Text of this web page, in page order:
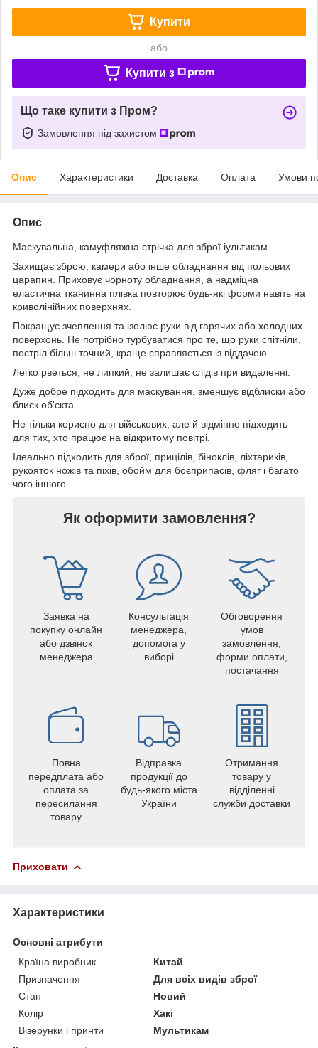
Купити
або
Купити з
Що таке купити з Пром?
Замовлення під захистом
Опис Характеристики Доставка Оплата Умови
Опис
Маскувальна, камуфляжна стрічка для зброї іультикам.
Захищає зброю, камери або інше обладнання від польових
царапин. Приховує чорноту обладнання, а надміцна
еластична тканинна плівка повторює будь-які форми навіть на
криволінійних поверхнях.
Покращує зчеплення та ізолює руки від гарячих або холодних
поверхонь. Не потрібно турбуватися про те, що руки спітніли,
постріл більш точний, краще справляється із віддачею.
Легко рветься, не липкий, не залишає слідів при видаленні.
Дуже добре підходить для маскування, зменшує відблиски або
блиск об'єкта.
Не тільки корисно для військових, але й відмінно підходить
для тих, хто працює на відкритому повітрі.
Ідеально підходить для зброї, прицілів, біноклів, ліхтариків,
рукояток ножів та піхів, обойм для боєприпасів, фляг і багато
чого іншого...
Як оформити замовлення?
Заявка на
покупку онлайн
або дзвінок
менеджера
Консультація
менеджера,
допомога у
виборі
Обговорення
умов
замовлення,
форми оплати,
постачання
Повна
передплата або
оплата за
пересилання
товару
Відправка
продукції до
будь-якого міста
України
Отримання
товару у
відділенні
служби доставки
Приховати
Характеристики
Основні атрибути
Країна виробник
Китай
Призначення
Для всіх видів зброї
Стан
Новий
Колір
Хакі
Візерунки і принти
Мультикам